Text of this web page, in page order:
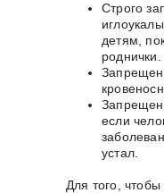
Строго
детям,
роднички.
если
устал.
Для того,